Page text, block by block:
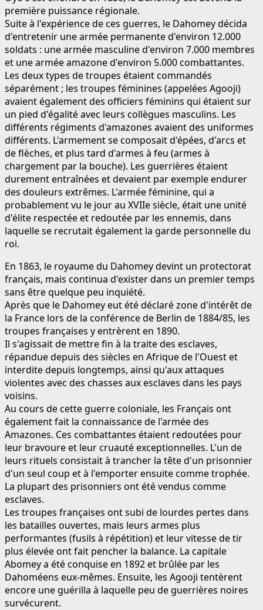
première puissance régionale.
Suite à l'expérience de ces guerres, le Dahomey décida
d'entretenir une armée permanente d'environ 12.000
soldats : une armée masculine d'environ 7.000 membres
et une armée amazone d'environ 5.000 combattantes.
Les deux types de troupes étaient commandés
séparément ; les troupes féminines (appelées Agooji)
avaient également des officiers féminins qui étaient sur
un pied d'égalité avec leurs collègues masculins. Les
différents régiments d'amazones avaient des uniformes
différents. L'armement se composait d'épées, d'arcs et
de flèches, et plus tard d'armes à feu (armes à
chargement par la bouche). Les guerrières étaient
durement entraînées et devaient par exemple endurer
des douleurs extrêmes. L'armée féminine, qui a
probablement vu le jour au XVIIe siècle, était une unité
d'élite respectée et redoutée par les ennemis, dans
laquelle se recrutait également la garde personnelle du
roi.
En 1863, le royaume du Dahomey devint un protectorat
français, mais continua d'exister dans un premier temps
sans être quelque peu inquiété.
Après que le Dahomey eut été déclaré zone d'intérêt de
la France lors de la conférence de Berlin de 1884/85, les
troupes françaises y entrèrent en 1890.
Il s'agissait de mettre fin à la traite des esclaves,
répandue depuis des siècles en Afrique de l'Ouest et
interdite depuis longtemps, ainsi qu'aux attaques
violentes avec des chasses aux esclaves dans les pays
voisins.
Au cours de cette guerre coloniale, les Français ont
également fait la connaissance de l'armée des
Amazones. Ces combattantes étaient redoutées pour
leur bravoure et leur cruauté exceptionnelles. L'un de
leurs rituels consistait à trancher la tête d'un prisonnier
d'un seul coup et à l'emporter ensuite comme trophée.
La plupart des prisonniers ont été vendus comme
esclaves.
Les troupes françaises ont subi de lourdes pertes dans
les batailles ouvertes, mais leurs armes plus
performantes (fusils à répétition) et leur vitesse de tir
plus élevée ont fait pencher la balance. La capitale
Abomey a été conquise en 1892 et brûlée par les
Dahoméens eux-mêmes. Ensuite, les Agooji tentèrent
encore une guérilla à laquelle peu de guerrières noires
survécurent.